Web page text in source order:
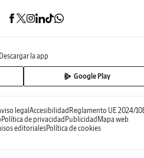
Descargar la app
Google Play
legalAccesibilidadReglamento UE 2024/
Política de privacidadPublicidadMapa web
editorialesPolítica de cookies